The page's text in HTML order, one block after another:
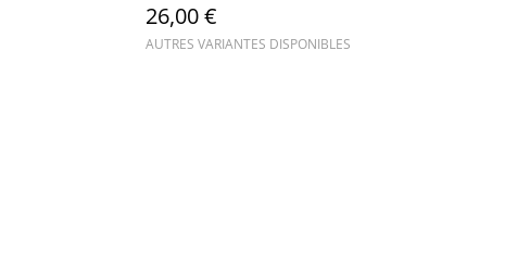
26,00 €
AUTRES VARIANTES DISPONIBLES